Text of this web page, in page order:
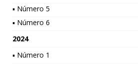
▪ Número 5
▪ Número 6
2024
▪ Número 1